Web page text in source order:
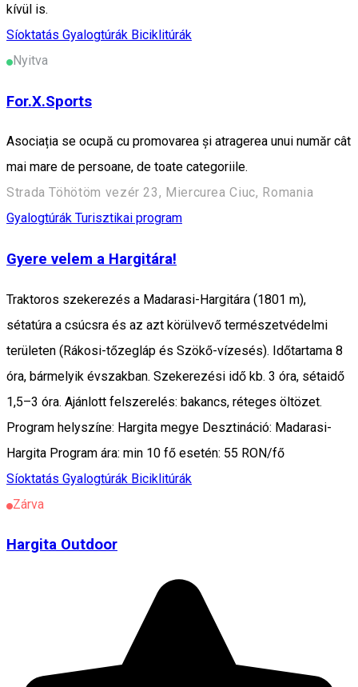
kívül is.
Síoktatás Gyalogtúrák Biciklitúrák
Nyitva
For.X.Sports
Asociația se ocupă cu promovarea și atragerea unui număr cât
mai mare de persoane, de toate categoriile.
Strada Töhötöm vezér 23, Miercurea Ciuc, Romania
Gyalogtúrák Turisztikai program
Gyere velem a Hargitára!
Traktoros szekerezés a Madarasi-Hargitára (1801 m),
sétatúra a csúcsra és az azt körülvevő természetvédelmi
területen (Rákosi-tőzegláp és Szökő-vízesés). Időtartama 8
óra, bármelyik évszakban. Szekerezési idő kb. 3 óra, sétaidő
1,5–3 óra. Ajánlott felszerelés: bakancs, réteges öltözet.
Program helyszíne: Hargita megye Desztináció: Madarasi-
Hargita Program ára: min 10 fő esetén: 55 RON/fő
Síoktatás Gyalogtúrák Biciklitúrák
Zárva
Hargita Outdoor